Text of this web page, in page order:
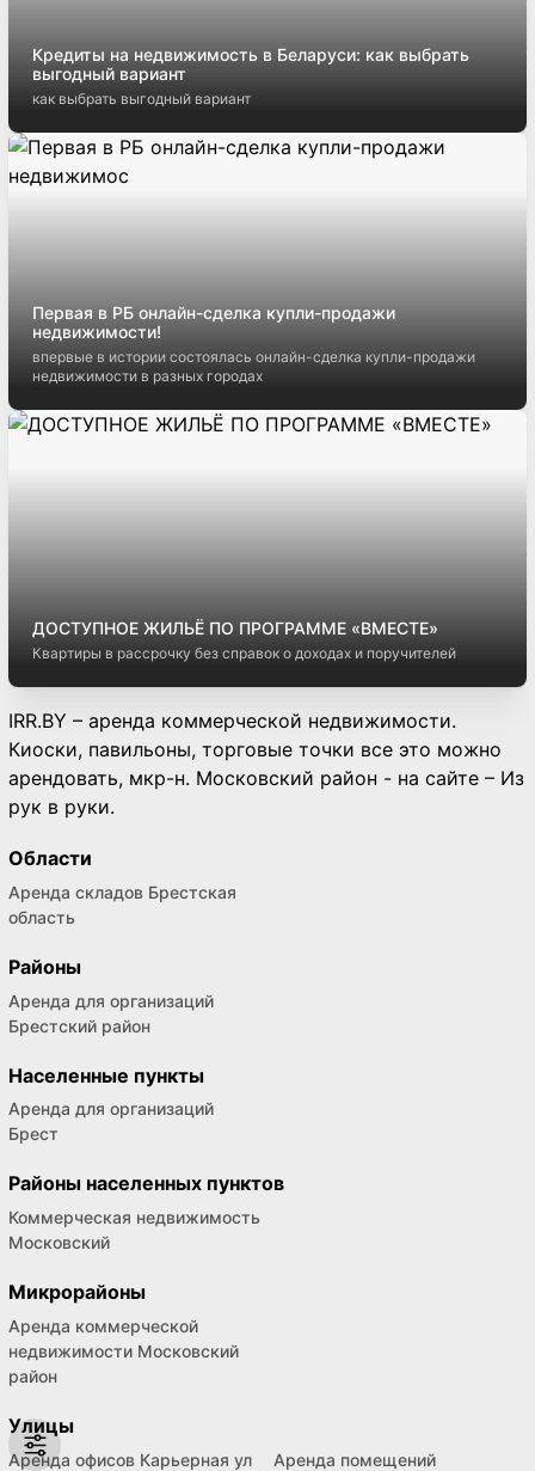
Кредиты на недвижимость в Беларуси: как выбрать
выгодный вариант
как выбрать выгодный вариант
Первая в РБ онлайн-сделка купли-продажи
недвижимости!
впервые в истории состоялась онлайн-сделка купли-продажи
недвижимости в разных городах
ДОСТУПНОЕ ЖИЛЬЁ ПО ПРОГРАММЕ «ВМЕСТЕ»
Квартиры в рассрочку без справок о доходах и поручителей
IRR.BY – аренда коммерческой недвижимости.
Киоски, павильоны, торговые точки все это можно
арендовать, мкр-н. Московский район - на сайте – Из
рук в руки.
Области
Аренда складов Брестская
область
Районы
Аренда для организаций
Брестский район
Населенные пункты
Аренда для организаций
Брест
Районы населенных пунктов
Коммерческая недвижимость
Московский
Микрорайоны
Аренда коммерческой
недвижимости Московский
район
Улицы
Аренда офисов Карьерная ул
Аренда помещений